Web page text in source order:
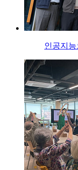
인공지